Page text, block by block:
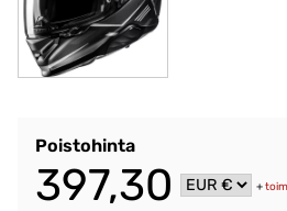
Poistohinta
397,30 +